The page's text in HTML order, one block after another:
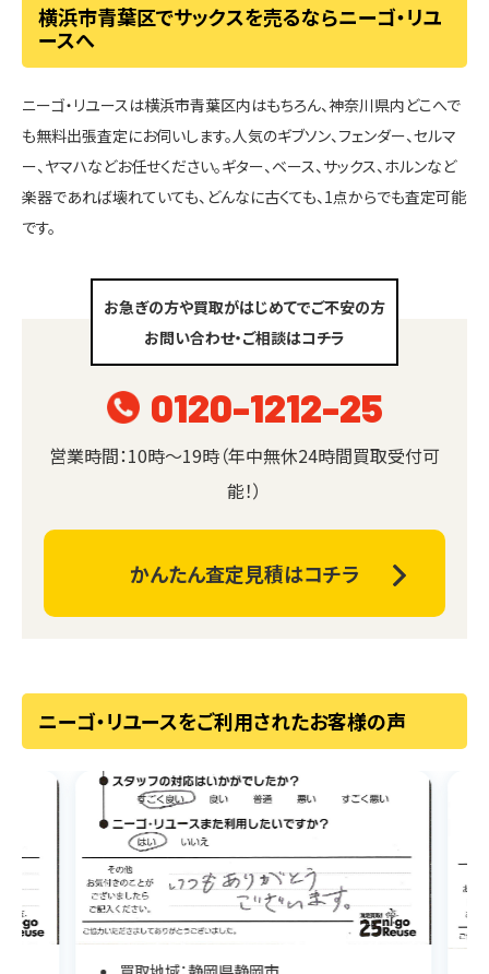
横浜市青葉区でサックスを売るならニーゴ・リユ
ースへ
ニーゴ・リユースは横浜市青葉区内はもちろん、神奈川県内どこへで
も無料出張査定にお伺いします。人気のギブソン、フェンダー、セルマ
ー、ヤマハなどお任せください。ギター、ベース、サックス、ホルンなど
楽器であれば壊れていても、どんなに古くても、1点からでも査定可能
です。
お急ぎの方や買取がはじめてでご不安の方
お問い合わせ・ご相談はコチラ
0120-1212-25
営業時間：10時～19時（年中無休24時間買取受付可
能！）
かんたん査定見積はコチラ
ニーゴ・リユースをご利用されたお客様の声